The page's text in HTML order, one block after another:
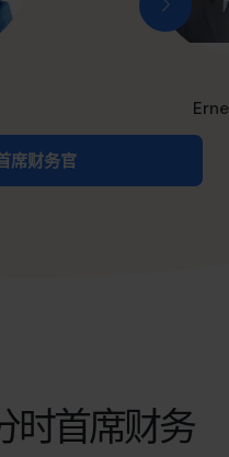
席财务官
时首席财务